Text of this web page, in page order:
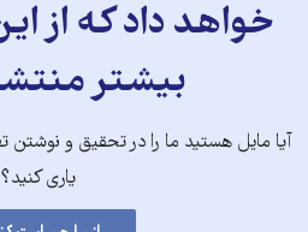
خواهد داد که از
بیشتر
آیا مایل هستید ما را در تحقیق و نوشتن
یاری کنید؟